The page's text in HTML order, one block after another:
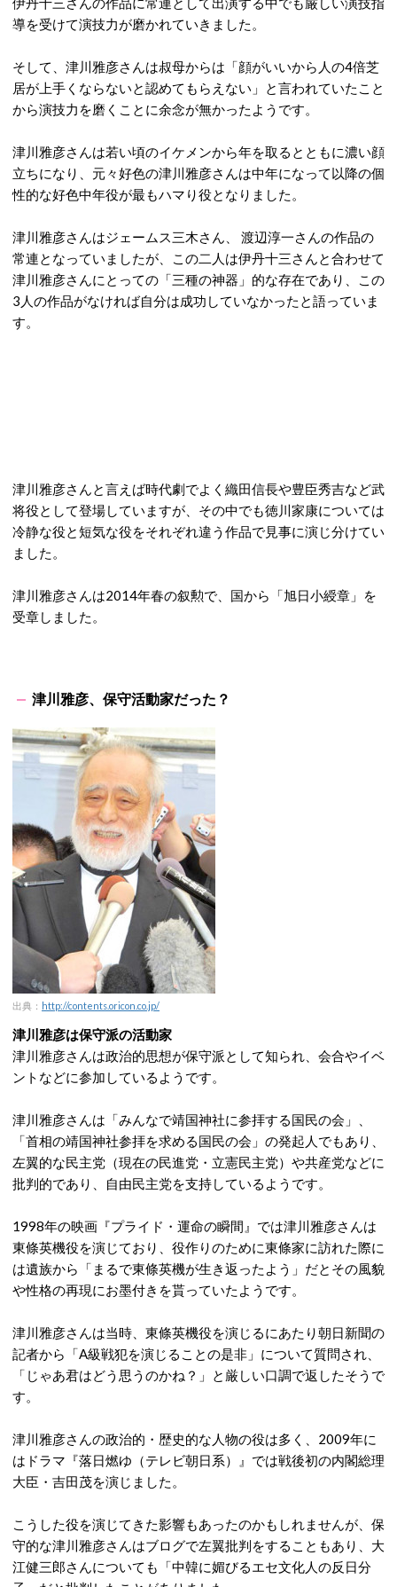
導を受けて演技力が磨かれていきました。
そして、津川雅彦さんは叔母からは「顔がいいから人の4倍芝
居が上手くならないと認めてもらえない」と言われていたこと
から演技力を磨くことに余念が無かったようです。
津川雅彦さんは若い頃のイケメンから年を取るとともに濃い顔
立ちになり、元々好色の津川雅彦さんは中年になって以降の個
性的な好色中年役が最もハマり役となりました。
津川雅彦さんはジェームス三木さん、 渡辺淳一さんの作品の
常連となっていましたが、この二人は伊丹十三さんと合わせて
津川雅彦さんにとっての「三種の神器」的な存在であり、この
3人の作品がなければ自分は成功していなかったと語っていま
す。
津川雅彦さんと言えば時代劇でよく織田信長や豊臣秀吉など武
将役として登場していますが、その中でも徳川家康については
冷静な役と短気な役をそれぞれ違う作品で見事に演じ分けてい
ました。
津川雅彦さんは2014年春の叙勲で、国から「旭日小綬章」を
受章しました。
津川雅彦、保守活動家だった？
出典： http://contents.oricon.co.jp/
津川雅彦は保守派の活動家
津川雅彦さんは政治的思想が保守派として知られ、会合やイベ
ントなどに参加しているようです。
津川雅彦さんは「みんなで靖国神社に参拝する国民の会」、
「首相の靖国神社参拝を求める国民の会」の発起人でもあり、
左翼的な民主党（現在の民進党・立憲民主党）や共産党などに
批判的であり、自由民主党を支持しているようです。
1998年の映画『プライド・運命の瞬間』では津川雅彦さんは
東條英機役を演じており、役作りのために東條家に訪れた際に
は遺族から「まるで東條英機が生き返ったよう」だとその風貌
や性格の再現にお墨付きを貰っていたようです。
津川雅彦さんは当時、東條英機役を演じるにあたり朝日新聞の
記者から「A級戦犯を演じることの是非」について質問され、
「じゃあ君はどう思うのかね？」と厳しい口調で返したそうで
す。
津川雅彦さんの政治的・歴史的な人物の役は多く、2009年に
はドラマ『落日燃ゆ（テレビ朝日系）』では戦後初の内閣総理
大臣・吉田茂を演じました。
こうした役を演じてきた影響もあったのかもしれませんが、保
守的な津川雅彦さんはブログで左翼批判をすることもあり、大
江健三郎さんについても「中韓に媚びるエセ文化人の反日分